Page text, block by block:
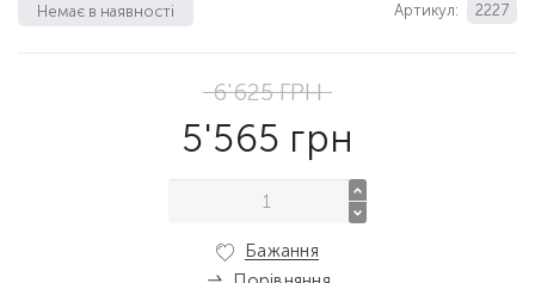
Артикул: 2227
Немає в наявності
6'625 ГРН
5'565 грн
Бажання